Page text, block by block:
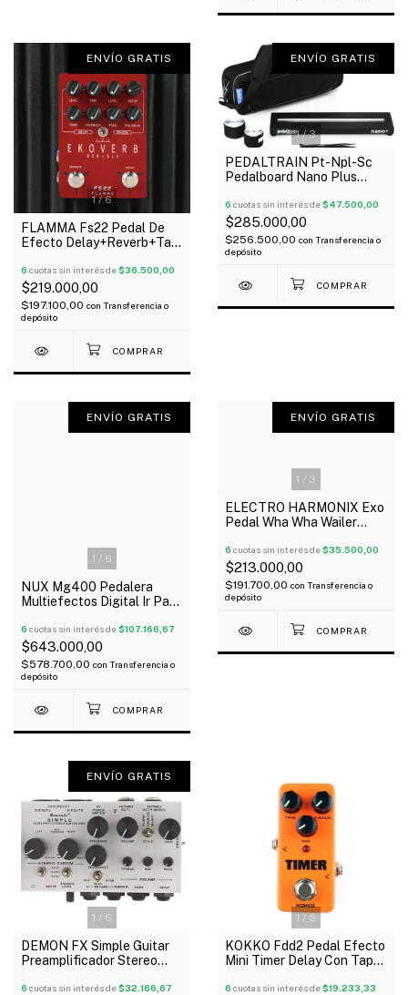
1/6
ENVÍO GRATIS
FLAMMA Fs22 Pedal De
Efecto Delay+Reverb+Tap
Trail+Stereo
6 cuotas sin interés de$36.500,00
$219.000,00
$197.100,00 con Transferencia o
depósito
1/3
ENVÍO GRATIS
PEDALTRAIN Pt-Npl-Sc
Pedalboard Nano Plus
Oferta!
6 cuotas sin interés de$47.500,00
$285.000,00
$256.500,00 con Transferencia o
depósito
1 / 6
ENVÍO GRATIS
NUX Mg400 Pedalera
Multiefectos Digital Ir Para
Oferta!
6 cuotas sin interés de$107.166,67
$643.000,00
$578.700,00 con Transferencia o
depósito
1 / 3
ENVÍO GRATIS
ELECTRO HARMONIX Exo
Pedal Wha Wha Wailer
Oferta!
6 cuotas sin interés de$35.500,00
$213.000,00
$191.700,00 con Transferencia o
depósito
1 / 6
ENVÍO GRATIS
DEMON FX Simple Guitar
Preamplificador Stereo
6 cuotas sin interés de$32.166,67
1 / 5
KOKKO Fdd2 Pedal Efecto
Mini Timer Delay Con Tap
6 cuotas sin interés de$19.233,33